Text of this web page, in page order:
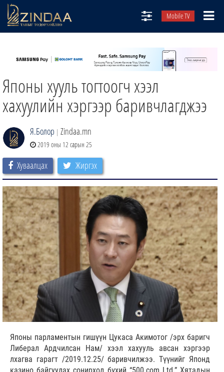
Mobile TV
ТВ8
ӨГЛӨӨНИЙ СОНИН
АУДИО ЗОХИОЛ
ЗИНДАА СЭТГҮҮЛ
Японы хууль тогтоогч хээл
хахуулийн хэргээр баривчлагджээ
Я.Болор | Zindaa.mn
2019 оны 12 сарын 25
Хуваалцах Жиргэх
Японы парламентын гишүүн Цукаса Акимотог /эрх баригч
Либерал Ардчилсан Нам/ хээл хахууль авсан хэргээр
лхагва гарагт /2019.12.25/ баривчилжээ. Түүнийг Японд